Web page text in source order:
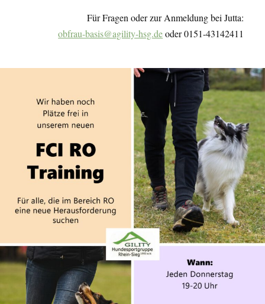
Für Fragen oder zur Anmeldung bei Jutta:
obfrau-basis@agility-hsg.deoder 0151-43142411